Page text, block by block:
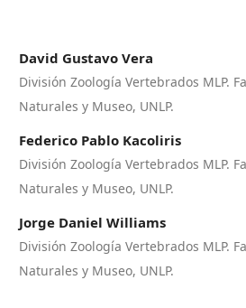
David Gustavo Vera
División Zoología Vertebrados MLP.
Naturales y Museo, UNLP.
Federico Pablo Kacoliris
División Zoología Vertebrados MLP.
Naturales y Museo, UNLP.
Jorge Daniel Williams
División Zoología Vertebrados MLP.
Naturales y Museo, UNLP.